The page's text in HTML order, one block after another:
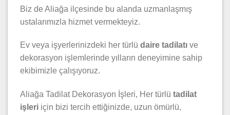
Biz de Aliağa ilçesinde bu alanda uzmanlaşmış
ustalarımızla hizmet vermekteyiz.
Ev veya işyerlerinizdeki her türlü daire tadilatı ve
dekorasyon işlemlerinde yılların deneyimine sahip
ekibimizle çalışıyoruz.
Aliağa Tadilat Dekorasyon İşleri, Her türlü tadilat
işleri için bizi tercih ettiğinizde, uzun ömürlü,